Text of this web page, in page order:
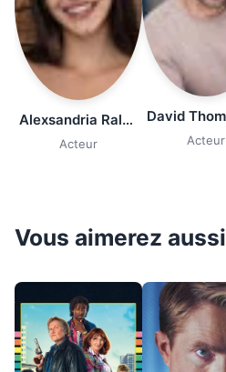
Alexsandria Ralev
Acteur Acteur
Vous aimerez aussi